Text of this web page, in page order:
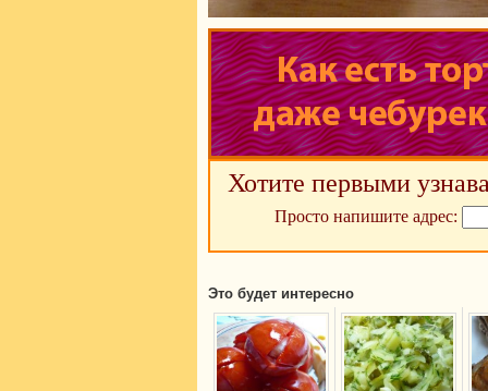
Хотите первыми
Просто напишите адрес:
Это будет интересно